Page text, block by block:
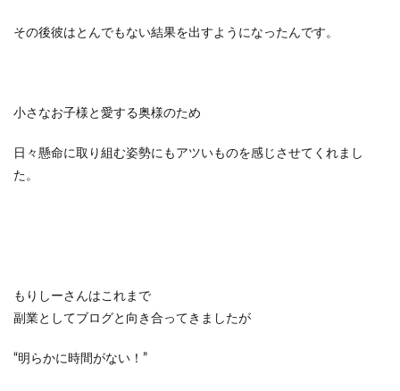
その後彼はとんでもない結果を出すようになったんです。
小さなお子様と愛する奥様のため
日々懸命に取り組む姿勢にもアツいものを感じさせてくれまし
た。
もりしーさんはこれまで
副業としてブログと向き合ってきましたが
“明らかに時間がない！”